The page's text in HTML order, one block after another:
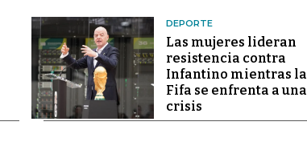
DEPORTE
Las mujeres lideran
resistencia contra
Infantino mientras la
Fifa se enfrenta a una
crisis